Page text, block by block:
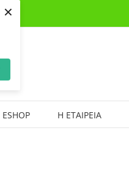
×
ESHOP Η ΕΤΑΙΡΕΙΑ